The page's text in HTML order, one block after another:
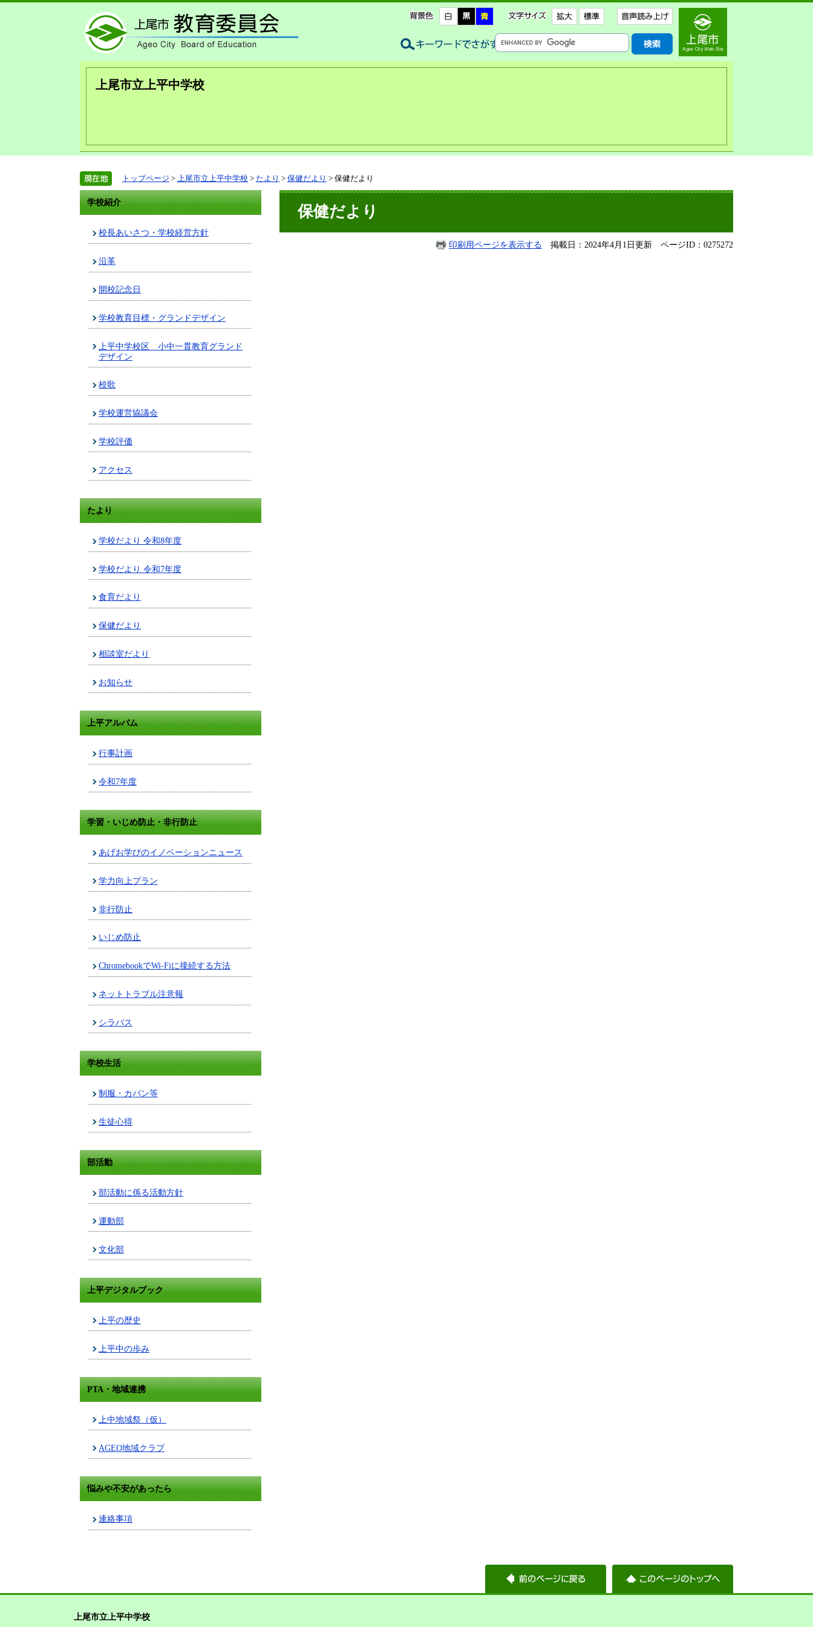
上尾市立上平中学校
トップページ > 上尾市立上平中学校 > たより > 保健だより > 保健だより
学校紹介
校長あいさつ・学校経営方針
沿革
開校記念日
学校教育目標・グランドデザイン
上平中学校区 小中一貫教育グランド
デザイン
校歌
学校運営協議会
学校評価
アクセス
たより
学校だより 令和8年度
学校だより 令和7年度
食育だより
保健だより
相談室だより
お知らせ
上平アルバム
行事計画
令和7年度
学習・いじめ防止・非行防止
あげお学びのイノベーションニュース
学力向上プラン
非行防止
いじめ防止
ChromebookでWi-Fiに接続する方法
ネットトラブル注意報
シラバス
学校生活
制服・カバン等
生徒心得
部活動
部活動に係る活動方針
運動部
文化部
上平デジタルブック
上平の歴史
上平中の歩み
PTA・地域連携
上中地域祭（仮）
AGEO地域クラブ
悩みや不安があったら
連絡事項
保健だより
印刷用ページを表示する 掲載日：2024年4月1日更新 ページID：0275272
上尾市立上平中学校